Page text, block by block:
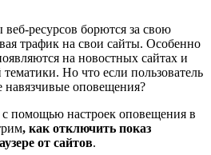
ресурсов борются за свою
трафик на свои сайты. Особенно
на новостных сайтах и
тематики. Но что если пользователь
навязчивые оповещения?
с помощью настроек оповещения в
, как отключить показ
от сайтов.